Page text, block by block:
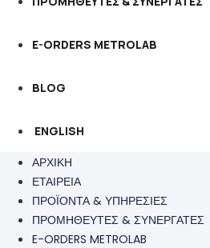
E-ORDERS METROLAB
BLOG
ENGLISH
ΑΡΧΙΚΗ
ΕΤΑΙΡΕΙΑ
ΠΡΟΪΟΝΤΑ & ΥΠΗΡΕΣΙΕΣ
ΠΡΟΜΗΘΕΥΤΕΣ & ΣΥΝΕΡΓΑΤΕΣ
E-ORDERS METROLAB